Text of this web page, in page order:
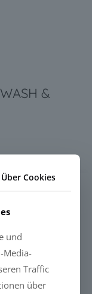
&
Über Cookies
und
Media-
Traffic
über